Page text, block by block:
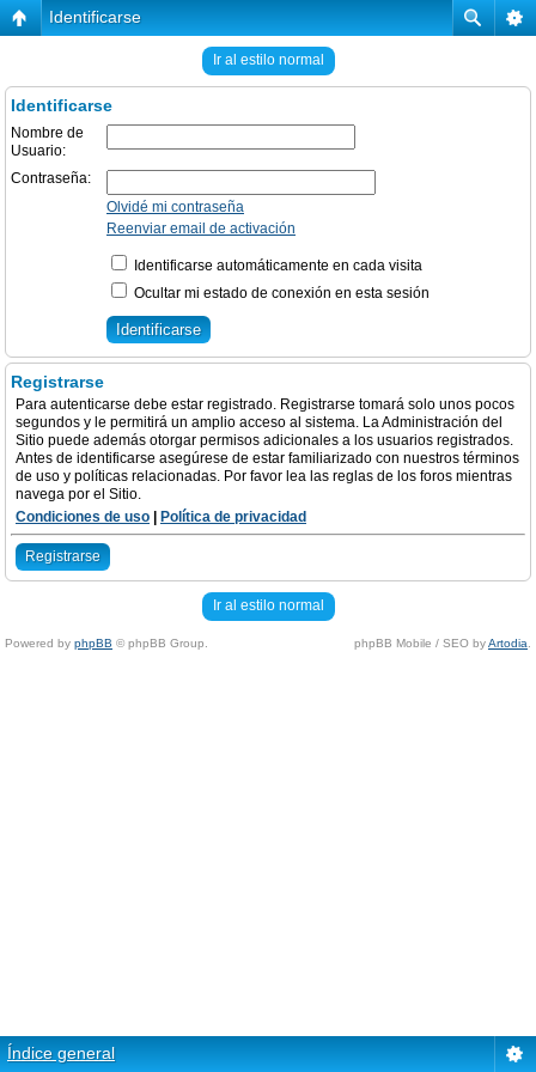
Identificarse
Ir al estilo normal
Identificarse
Nombre de
Usuario:
Contraseña:
Olvidé mi contraseña
Reenviar email de activación
Identificarse automáticamente en cada visita
Ocultar mi estado de conexión en esta sesión
Registrarse
Para autenticarse debe estar registrado. Registrarse tomará solo unos pocos
segundos y le permitirá un amplio acceso al sistema. La Administración del
Sitio puede además otorgar permisos adicionales a los usuarios registrados.
Antes de identificarse asegúrese de estar familiarizado con nuestros términos
de uso y políticas relacionadas. Por favor lea las reglas de los foros mientras
navega por el Sitio.
Condiciones de uso
Política de privacidad
Registrarse
Ir al estilo normal
Powered by phpBB © phpBB Group. phpBB Mobile / SEO byArtodia
Índice general